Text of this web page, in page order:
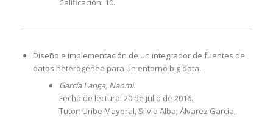
Diseño e implementación de un integrador de fuentes de
datos heterogénea para un entorno big data.
García Langa, Naomi.
Fecha de lectura: 20 de julio de 2016.
Tutor: Uribe Mayoral, Silvia Alba; Álvarez García,